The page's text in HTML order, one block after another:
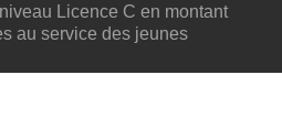
Licence C en montant
au service des jeunes